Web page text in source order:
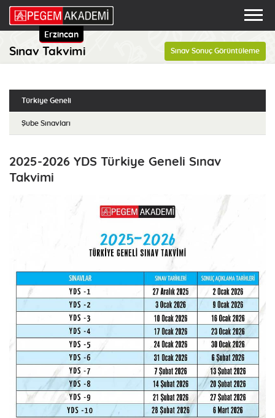
Erzincan
Sınav Takvimi Sınav Sonuç Görüntüleme
Türkiye Geneli
Şube Sınavları
2025-2026 YDS Türkiye Geneli Sınav
Takvimi